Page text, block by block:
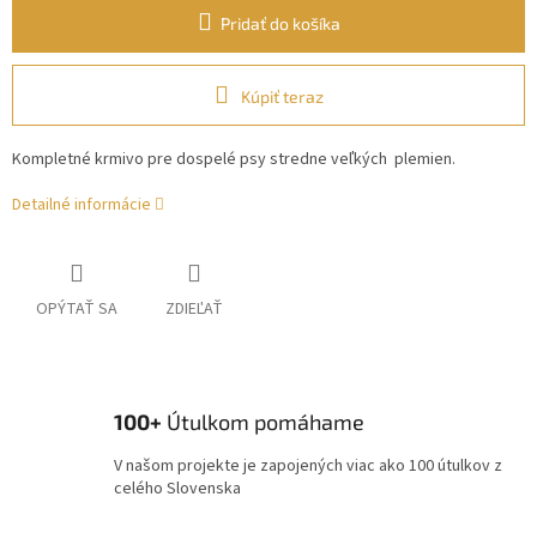
Pridať do košíka
Kúpiť teraz
Kompletné krmivo pre dospelé psy stredne veľkých plemien.
Detailné informácie
OPÝTAŤ SA ZDIEĽAŤ
100+ Útulkom pomáhame
V našom projekte je zapojených viac ako 100 útulkov z
celého Slovenska